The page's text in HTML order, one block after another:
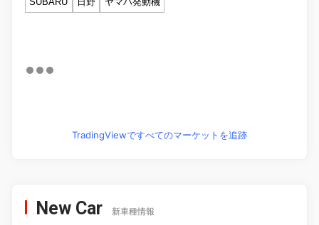
TradingViewですべてのマーケットを追跡
New Car 新車種情報